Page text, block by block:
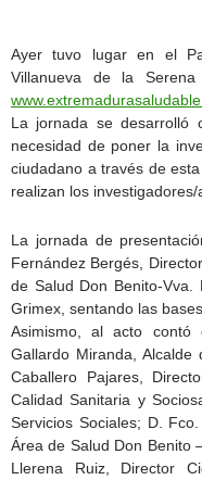
Ayer tuvo lugar en el
Villanueva de la
La jornada se desarrolló
necesidad de poner la
ciudadano a través de
realizan los investigadores/
La jornada de
Fernández Bergés,
de Salud Don Benito-
Grimex, sentando las
Asimismo, al acto contó
Gallardo Miranda,
Caballero Pajares,
Calidad Sanitaria y
Servicios Sociales; D.
Área de Salud Don Benito
Llerena Ruiz, Director